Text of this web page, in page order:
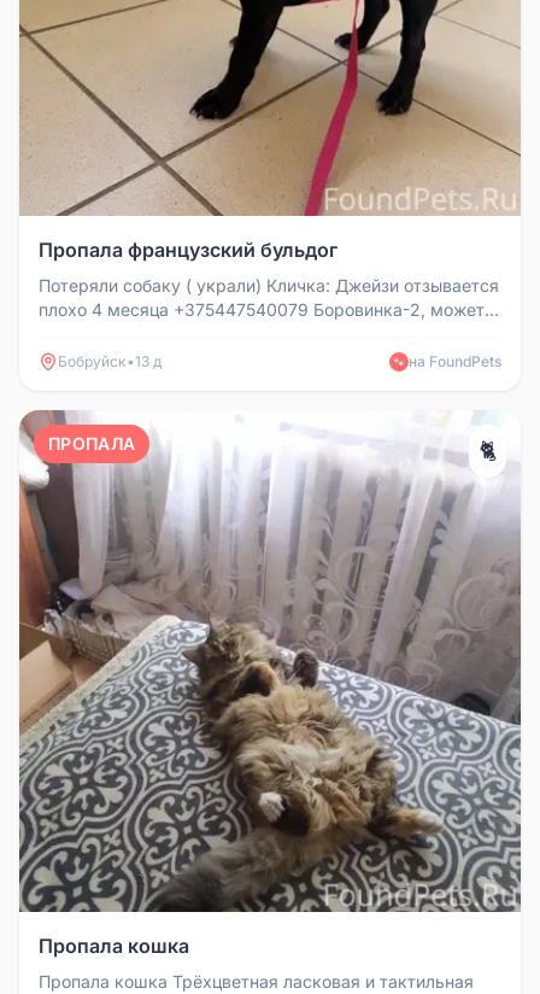
Пропала французский бульдог
Потеряли собаку ( украли) Кличка: Джейзи отзывается
плохо 4 месяца +375447540079 Боровинка-2, может
Бобруйск•13 д 🐾 на FoundPets
ПРОПАЛА 🐈
Пропала кошка
Пропала кошка Трёхцветная ласковая и тактильная